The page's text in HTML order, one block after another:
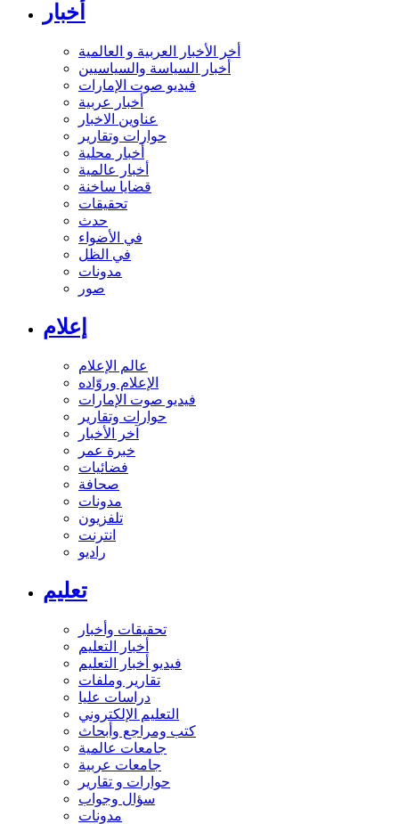
أخبار
أخر الأخبار العربية و العالمية
أخبار السياسة والسياسيين
فيديو صوت الإمارات
أخبار عربية
عناوين الاخبار
حوارات وتقارير
أخبار محلية
أخبار عالمية
قضايا ساخنة
تحقيقات
حدث
في الأضواء
في الظل
مدونات
صور
إعلام
عالم الإعلام
الإعلام وروّاده
فيديو صوت الإمارات
حوارات وتقارير
آخر الأخبار
خبرة عمر
فضائيات
صحافة
مدونات
تلفزيون
انترنت
راديو
تعليم
تحقيقات وأخبار
أخبار التعليم
فيديو أخبار التعليم
تقارير وملفات
دراسات عليا
التعليم الإلكتروني
كتب ومراجع وأبحاث
جامعات عالمية
جامعات عربية
حوارات و تقارير
سؤال وجواب
مدونات